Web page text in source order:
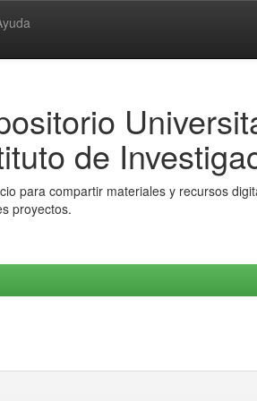
de
para compartir materiales y recursos
proyectos.